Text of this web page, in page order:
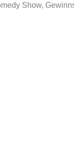
Show,